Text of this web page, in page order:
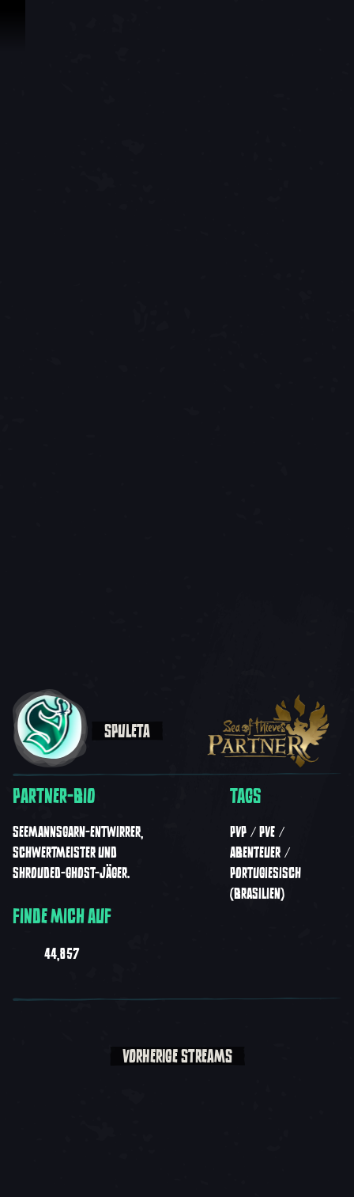
SPULETA
PARTNER-BIO
SEEMANNSGARN-ENTWIRRER,
SCHWERTMEISTER UND
SHROUDED-GHOST-JÄGER.
FINDE MICH AUF
44,857
TAGS
PVP
PVE
ABENTEUER
PORTUGIESISCH
(BRASILIEN)
VORHERIGE STREAMS